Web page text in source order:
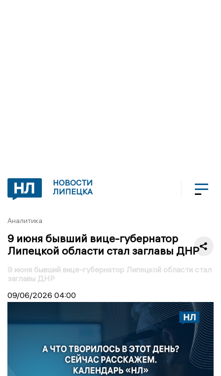
НОВОСТИ
ЛИПЕЦКА
Аналитика
9 июня бывший вице-губернатор
Липецкой области стал заглавы ДНР
9 июня бывший вице-губернатор Липецкой области стал
заглавы ДНР
09/06/2026 04:00